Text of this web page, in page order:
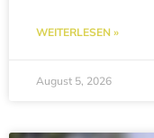
WEITERLESEN »
August 5, 2026